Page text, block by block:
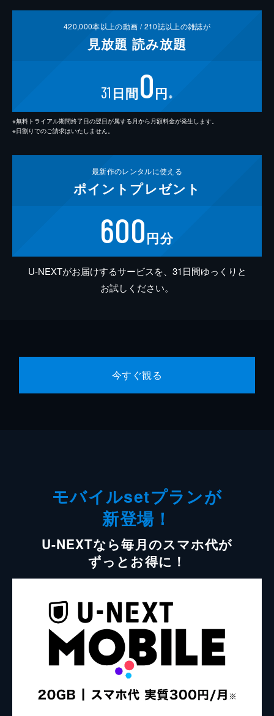
420,000本以上の動画 /210誌以上の雑誌が
見放題 読み放題
31 日間0円 ※
※無料トライアル期間終了日の翌日が属する月から月額料金が発生します。
※日割りでのご請求はいたしません。
最新作のレンタルに使える
ポイント プレゼント
600円分
U-NEXTがお届けするサービスを、31日間ゆっくりと
お試しください。
今すぐ観る
モバイルsetプランが
新登場！
U-NEXTなら毎月のスマホ代が
ずっとお得に！